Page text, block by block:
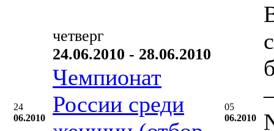
24
06.2010
четверг
24.06.2010 - 28.06.2010
Чемпионат
России среди
05
06.2010